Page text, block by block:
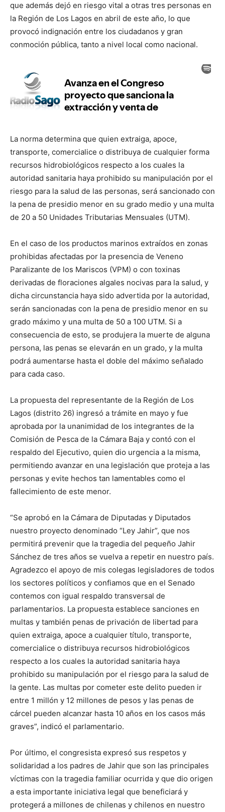
que además dejó en riesgo vital a otras tres personas en
la Región de Los Lagos en abril de este año, lo que
provocó indignación entre los ciudadanos y gran
conmoción pública, tanto a nivel local como nacional.
La norma determina que quien extraiga, apoce,
transporte, comercialice o distribuya de cualquier forma
recursos hidrobiológicos respecto a los cuales la
autoridad sanitaria haya prohibido su manipulación por el
riesgo para la salud de las personas, será sancionado con
la pena de presidio menor en su grado medio y una multa
de 20 a 50 Unidades Tributarias Mensuales (UTM).
En el caso de los productos marinos extraídos en zonas
prohibidas afectadas por la presencia de Veneno
Paralizante de los Mariscos (VPM) o con toxinas
derivadas de floraciones algales nocivas para la salud, y
dicha circunstancia haya sido advertida por la autoridad,
serán sancionadas con la pena de presidio menor en su
grado máximo y una multa de 50 a 100 UTM. Si a
consecuencia de esto, se produjera la muerte de alguna
persona, las penas se elevarán en un grado, y la multa
podrá aumentarse hasta el doble del máximo señalado
para cada caso.
La propuesta del representante de la Región de Los
Lagos (distrito 26) ingresó a trámite en mayo y fue
aprobada por la unanimidad de los integrantes de la
Comisión de Pesca de la Cámara Baja y contó con el
respaldo del Ejecutivo, quien dio urgencia a la misma,
permitiendo avanzar en una legislación que proteja a las
personas y evite hechos tan lamentables como el
fallecimiento de este menor.
“Se aprobó en la Cámara de Diputadas y Diputados
nuestro proyecto denominado “Ley Jahir”, que nos
permitirá prevenir que la tragedia del pequeño Jahir
Sánchez de tres años se vuelva a repetir en nuestro país.
Agradezco el apoyo de mis colegas legisladores de todos
los sectores políticos y confiamos que en el Senado
contemos con igual respaldo transversal de
parlamentarios. La propuesta establece sanciones en
multas y también penas de privación de libertad para
quien extraiga, apoce a cualquier título, transporte,
comercialice o distribuya recursos hidrobiológicos
respecto a los cuales la autoridad sanitaria haya
prohibido su manipulación por el riesgo para la salud de
la gente. Las multas por cometer este delito pueden ir
entre 1 millón y 12 millones de pesos y las penas de
cárcel pueden alcanzar hasta 10 años en los casos más
graves”, indicó el parlamentario.
Por último, el congresista expresó sus respetos y
solidaridad a los padres de Jahir que son las principales
víctimas con la tragedia familiar ocurrida y que dio origen
a esta importante iniciativa legal que beneficiará y
protegerá a millones de chilenas y chilenos en nuestro